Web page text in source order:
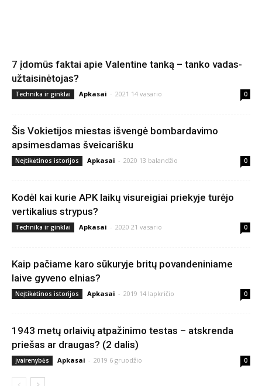
7 įdomūs faktai apie Valentine tanką – tanko vadas-
užtaisinėtojas?
Technika ir ginklai Apkasai - 2021 14 vasario 0
Šis Vokietijos miestas išvengė bombardavimo
apsimesdamas šveicarišku
Neįtikėtinos istorijos Apkasai - 2020 13 balandžio 0
Kodėl kai kurie APK laikų visureigiai priekyje turėjo
vertikalius strypus?
Technika ir ginklai Apkasai - 2020 21 vasario 0
Kaip pačiame karo sūkuryje britų povandeniniame
laive gyveno elnias?
Neįtikėtinos istorijos Apkasai - 2019 14 lapkričio 0
1943 metų orlaivių atpažinimo testas – atskrenda
priešas ar draugas? (2 dalis)
Įvairenybės Apkasai - 2019 6 gruodžio 0